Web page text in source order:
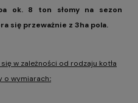
ok. 8 ton słomy na sezon
się przeważnie z 3ha pola.
w zależności od rodzaju kotła
o wymiarach: